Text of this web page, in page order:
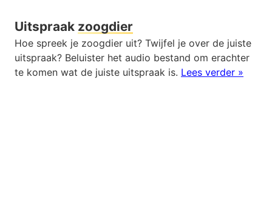
Uitspraak zoogdier
Hoe spreek je zoogdier uit? Twijfel je over de juiste
uitspraak? Beluister het audio bestand om erachter
te komen wat de juiste uitspraak is. Lees verder »